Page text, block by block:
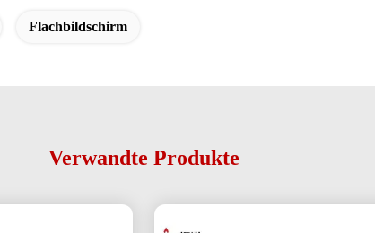
Flachbildschirm
Verwandte Produkte